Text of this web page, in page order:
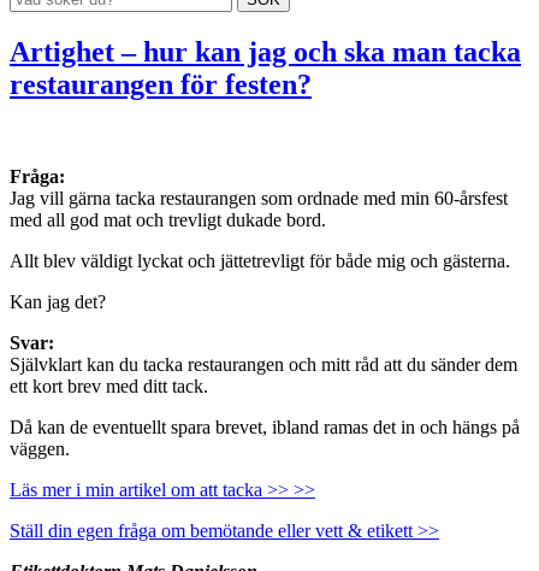
Artighet – hur kan jag och ska man tacka
restaurangen för festen?
Fråga:
Jag vill gärna tacka restaurangen som ordnade med min 60-årsfest
med all god mat och trevligt dukade bord.
Allt blev väldigt lyckat och jättetrevligt för både mig och gästerna.
Kan jag det?
Svar:
Självklart kan du tacka restaurangen och mitt råd att du sänder dem
ett kort brev med ditt tack.
Då kan de eventuellt spara brevet, ibland ramas det in och hängs på
väggen.
Läs mer i min artikel om att tacka >> >>
Ställ din egen fråga om bemötande eller vett & etikett >>